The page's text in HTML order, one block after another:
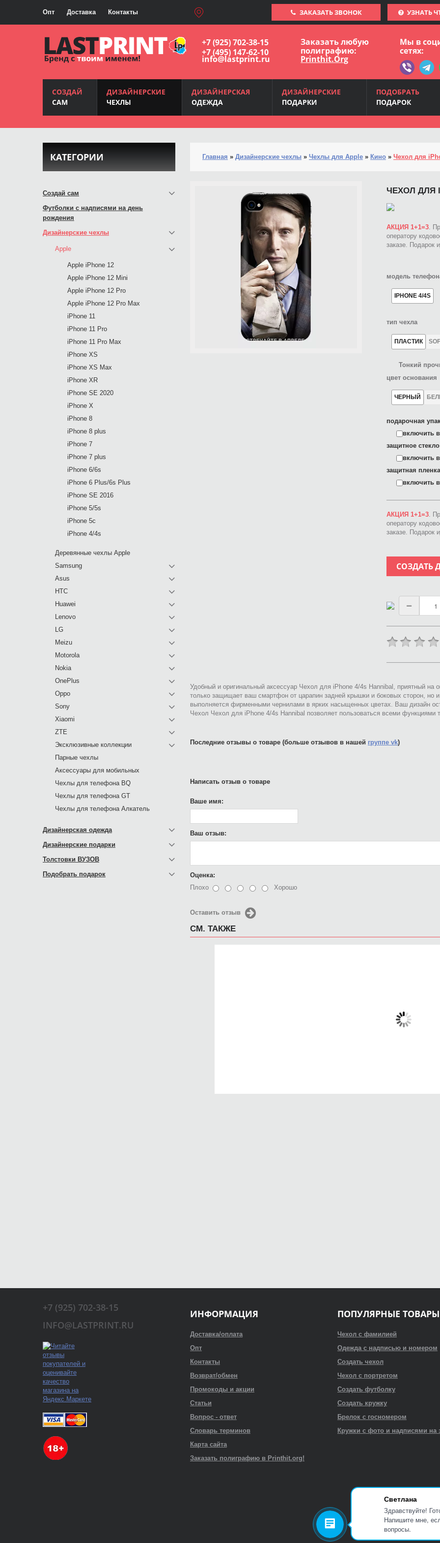
Светлана
Здравствуйте!
Напишите мне,
вопросы.
Опт Доставка Контакты ЗАКАЗАТЬ ЗВОНОК УЗНАТЬ
+7 (925) 702-38-15
+7 (495) 147-62-10
info@lastprint.ru
Заказать любую
полиграфию:
Printhit.Org
Мы в
сетях:
СОЗДАЙ
САМ
ДИЗАЙНЕРСКИЕ
ЧЕХЛЫ
ДИЗАЙНЕРСКАЯ
ОДЕЖДА
ДИЗАЙНЕРСКИЕ
ПОДАРКИ
ПОДОБРАТЬ
ПОДАРОК
Главная » Дизайнерские чехлы » Чехлы для Apple » Кино » Чехол для
ЧЕХОЛ ДЛЯ
АКЦИЯ 1+1=3.
оператору
заказе. Подарок
модель
IPHONE 4/4S
тип чехла
ПЛАСТИК
Тонкий
цвет основания
ЧЕРНЫЙ
подарочная
включить в
защитное
включить в
защитная
включить в
АКЦИЯ 1+1=3.
оператору
заказе. Подарок
СОЗДАТЬ
Удобный и оригинальный аксессуар Чехол для iPhone 4/4s Hannibal, приятный
только защищает ваш смартфон от царапин задней крышки и боковых сторон, но
выполняется фирменными чернилами в ярких насыщенных цветах. Ваш дизайн
Чехол Чехол для iPhone 4/4s Hannibal позволяет пользоваться всеми функциями
Последние отзывы о товаре (больше отзывов в нашей группе vk)
Написать отзыв о товаре
Ваше имя:
Ваш отзыв:
Оценка:
Плохо
Хорошо
Оставить отзыв
СМ. ТАКЖЕ
КАТЕГОРИИ
Создай сам
Футболки с надписями на день
рождения
Дизайнерские чехлы
Apple
Apple iPhone 12
Apple iPhone 12 Mini
Apple iPhone 12 Pro
Apple iPhone 12 Pro Max
iPhone 11
iPhone 11 Pro
iPhone 11 Pro Max
iPhone XS
iPhone XS Max
iPhone XR
iPhone SE 2020
iPhone X
iPhone 8
iPhone 8 plus
iPhone 7
iPhone 7 plus
iPhone 6/6s
iPhone 6 Plus/6s Plus
iPhone SE 2016
iPhone 5/5s
iPhone 5c
iPhone 4/4s
Деревянные чехлы Apple
Samsung
Asus
HTC
Huawei
Lenovo
LG
Meizu
Motorola
Nokia
OnePlus
Oppo
Sony
Xiaomi
ZTE
Эксклюзивные коллекции
Парные чехлы
Аксессуары для мобильных
Чехлы для телефона BQ
Чехлы для телефона GT
Чехлы для телефона Алкатель
Дизайнерская одежда
Дизайнерские подарки
Толстовки ВУЗОВ
Подобрать подарок
+7 (925) 702-38-15
INFO@LASTPRINT.RU
ИНФОРМАЦИЯ
Доставка/оплата
Опт
Контакты
Возврат/обмен
Промокоды и акции
Статьи
Вопрос - ответ
Словарь терминов
Карта сайта
Заказать полиграфию в Printhit.org!
ПОПУЛЯРНЫЕ ТОВАРЫ
Чехол с фамилией
Одежда с надписью и номером
Создать чехол
Чехол с портретом
Создать футболку
Создать кружку
Брелок с госномером
Кружки с фото и надписями на